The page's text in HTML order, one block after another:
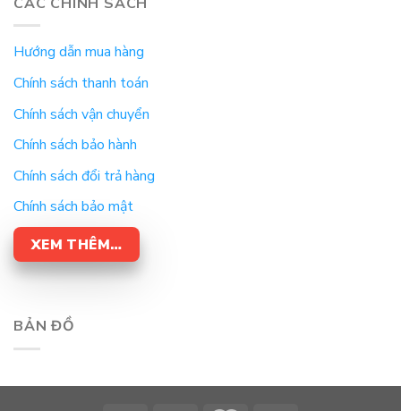
Hướng dẫn mua hàng
Chính sách thanh toán
Chính sách vận chuyển
Chính sách bảo hành
Chính sách đổi trả hàng
Chính sách bảo mật
XEM THÊM…
BẢN ĐỒ